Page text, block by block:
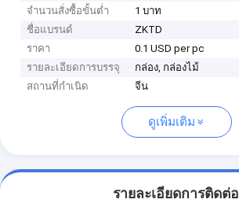
จำนวนสั่งซื้อขั้นต่ำ
1 บาท
ชื่อแบรนด์
ZKTD
ราคา
0.1 USD per pc
รายละเอียดการบรรจุ
กล่อง, กล่องไม้
สถานที่กำเนิด
จีน
ดูเพิ่มเติม
รายละเอียดการติดต่อ